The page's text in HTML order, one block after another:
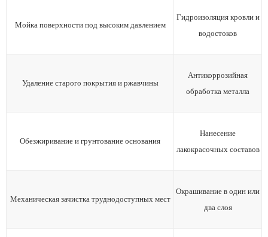
Мойка поверхности под высоким давлением
Гидроизоляция кровли и
водостоков
Удаление старого покрытия и ржавчины
Антикоррозийная
обработка металла
Обезжиривание и грунтование основания
Нанесение
лакокрасочных составов
Механическая зачистка труднодоступных мест
Окрашивание в один или
два слоя